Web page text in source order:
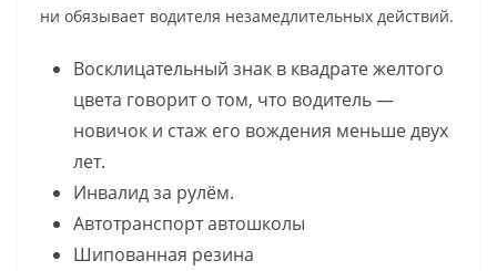
ни обязывает водителя незамедлительных действий.
Восклицательный знак в квадрате желтого
цвета говорит о том, что водитель —
новичок и стаж его вождения меньше двух
лет.
Инвалид за рулём.
Автотранспорт автошколы
Шипованная резина